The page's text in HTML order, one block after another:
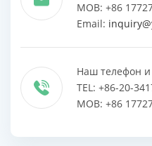
MOB: +86
Email:
Наш телефон
TEL: +86-20-
MOB: +86